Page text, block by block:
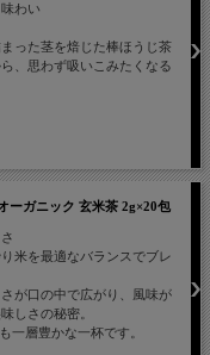
わい
った茎を焙じた棒ほうじ茶
、思わず吸いこみたくなる
ーガニック 玄米茶 2g×20包
米を最適なバランスでブレ
が口の中で広がり、風味が
しさの秘密。
一層豊かな一杯です。